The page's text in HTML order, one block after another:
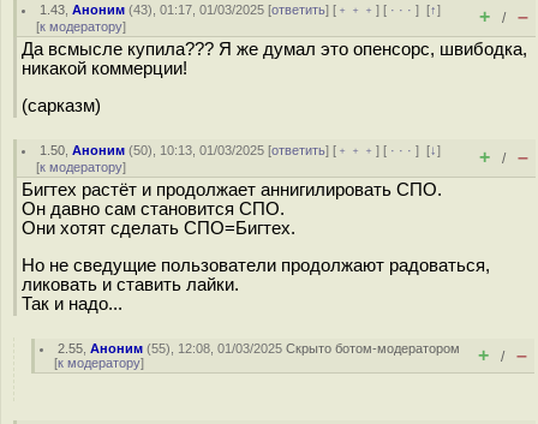
1.43 ,Аноним (43), 01:17, 01/03/2025 [ответить] [ ﹢﹢﹢] [ · · ·][↑]
[к модератору] + / –
Да всмысле купила??? Я же думал это опенсорс, швибодка,
никакой коммерции!
(сарказм)
1.50 ,Аноним (50), 10:13, 01/03/2025 [ответить] [ ﹢﹢﹢] [ · · ·][↓]
[к модератору] + / –
Бигтех растёт и продолжает аннигилировать СПО.
Он давно сам становится СПО.
Они хотят сделать СПО=Бигтех.
Но не сведущие пользователи продолжают радоваться,
ликовать и ставить лайки.
Так и надо...
2.55 ,Аноним (55), 12:08, 01/03/2025Скрыто ботом-модератором
[к модератору] + / –